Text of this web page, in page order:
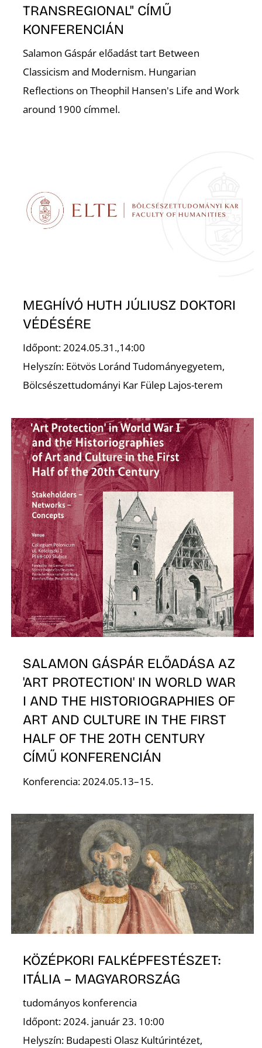
TRANSREGIONAL" CÍMŰ
KONFERENCIÁN
Salamon Gáspár előadást tart Between
Classicism and Modernism. Hungarian
Reflections on Theophil Hansen's Life and Work
around 1900 címmel.
MEGHÍVÓ HUTH JÚLIUSZ DOKTORI
VÉDÉSÉRE
Időpont: 2024.05.31.,14:00
Helyszín: Eötvös Loránd Tudományegyetem,
Bölcsészettudományi Kar Fülep Lajos-terem
SALAMON GÁSPÁR ELŐADÁSA AZ
'ART PROTECTION' IN WORLD WAR
I AND THE HISTORIOGRAPHIES OF
ART AND CULTURE IN THE FIRST
HALF OF THE 20TH CENTURY
CÍMŰ KONFERENCIÁN
Konferencia: 2024.05.13–15.
KÖZÉPKORI FALKÉPFESTÉSZET:
ITÁLIA – MAGYARORSZÁG
tudományos konferencia
Időpont: 2024. január 23. 10:00
Helyszín: Budapesti Olasz Kultúrintézet,